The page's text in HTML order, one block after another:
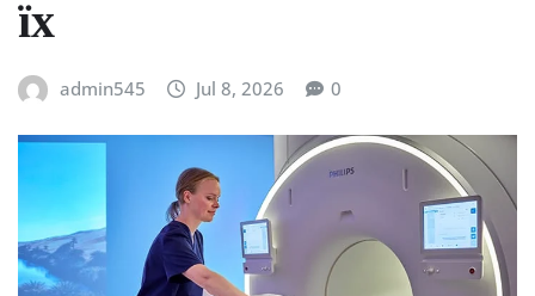
їх
admin545 Jul 8, 2026 0